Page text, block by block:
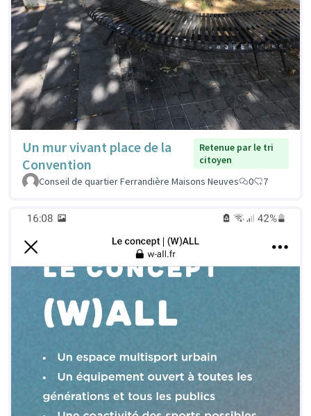
Un mur vivant place de la
Convention
Retenue par le tri
citoyen
Conseil de quartier Ferrandière Maisons Neuves
0 7